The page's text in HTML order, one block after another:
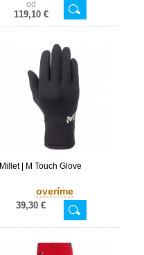
od
119,10 €
Millet | M Touch Glove
overíme
39,30 €